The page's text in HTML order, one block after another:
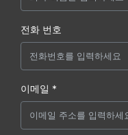
전화 번호
이메일 *